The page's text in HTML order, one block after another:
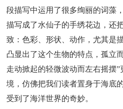
段描写中运用了很多绚丽的词藻
描写成了水仙子的手绣花边，还
致：色彩、形状、动作，尤其是
凸显出了这个生物的特点，孤立
走动掀起的轻微波动而左右摇摆
境，仿佛把我们读者置身于海底
受到了海洋世界的奇妙。